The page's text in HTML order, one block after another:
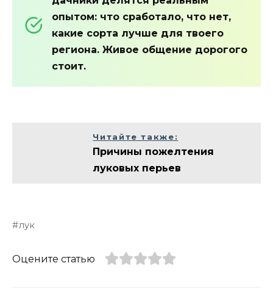
опытом: что сработало, что нет,
какие сорта лучше для твоего
региона. Живое общение дорогого
стоит.
Читайте также:
Причины пожелтения
луковых перьев
лук
Оцените статью